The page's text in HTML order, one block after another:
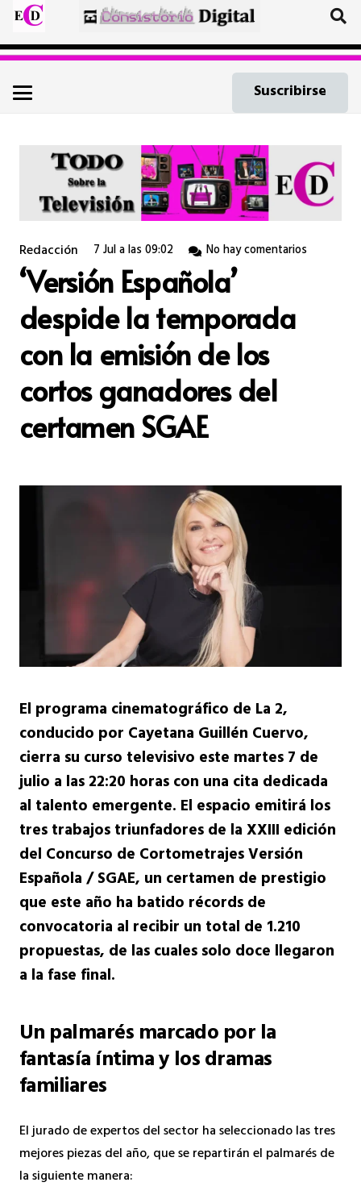
Suscribirse
Redacción 7 Jul a las 09:02 No hay comentarios
‘Versión Española’
despide la temporada
con la emisión de los
cortos ganadores del
certamen SGAE
El programa cinematográfico de La 2,
conducido por Cayetana Guillén Cuervo,
cierra su curso televisivo este martes 7 de
julio a las 22:20 horas con una cita dedicada
al talento emergente. El espacio emitirá los
tres trabajos triunfadores de la XXIII edición
del Concurso de Cortometrajes Versión
Española / SGAE, un certamen de prestigio
que este año ha batido récords de
convocatoria al recibir un total de 1.210
propuestas, de las cuales solo doce llegaron
a la fase final.
Un palmarés marcado por la
fantasía íntima y los dramas
familiares
El jurado de expertos del sector ha seleccionado las tres
mejores piezas del año, que se repartirán el palmarés de
la siguiente manera: